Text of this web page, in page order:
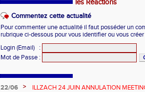
les Réactions
Commentez cette actualité
Pour commenter une actualité il faut posséder un
rubrique ci-dessous pour vous identifier ou vous
Login (Email)
:
Mot de Passe :
22/06 >
ILLZACH 24 JUIN ANNULATION